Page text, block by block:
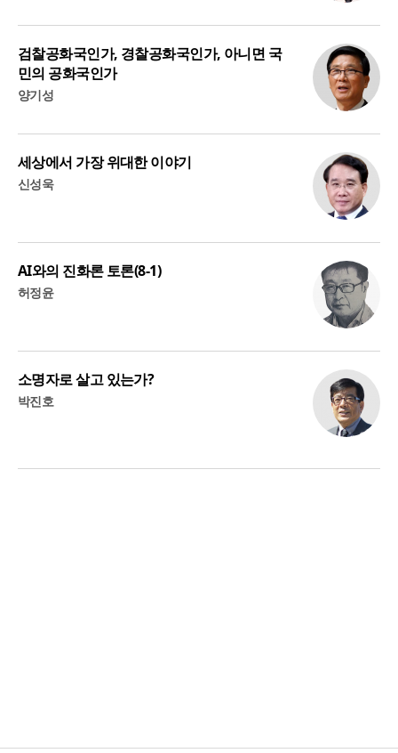
검찰공화국인가, 경찰공화국인가, 아니면 국
민의 공화국인가
양기성
세상에서 가장 위대한 이야기
신성욱
AI와의 진화론 토론(8-1)
허정윤
소명자로 살고 있는가?
박진호